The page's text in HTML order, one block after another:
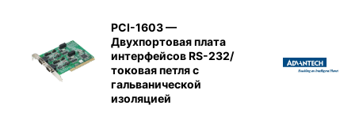
PCI-1603 —
Двухпортовая плата
интерфейсов RS-232/
токовая петля с
гальванической
изоляцией